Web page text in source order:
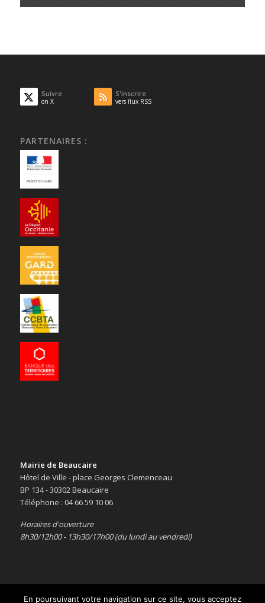
Suivre
on X
S'inscrire
vers flux RSS
PARTENAIRES :
Mairie de Beaucaire
Hôtel de Ville - place Georges Clemenceau
BP 134 - 30302 Beaucaire
Téléphone : 04 66 59 10 06
Horaires d'ouverture
8h30/12h00 - 13h30/17h00 (du lundi au vendredi)
En poursuivant votre navigation sur ce site, vous acceptez